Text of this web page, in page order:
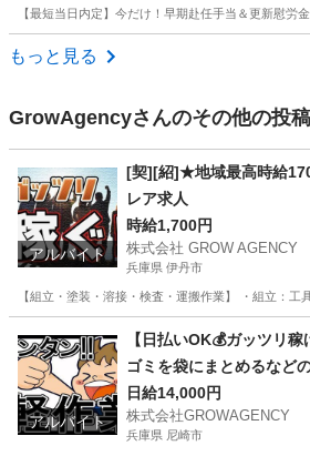
【最短当日内定】今だけ！早期赴任手当＆更新慰
栃木 栃木市
もっと見る
GrowAgencyさんのその他の投
アルバイト
[契][紹]★地域最高時給
レア求人
時給1,700円
株式会社 GROW AGENCY
兵庫県 伊丹市
【組立・塗装・溶接・検査・運搬作業】 ・組立：
軽作業 時給
アルバイト
【日払いOK💰ガッツリ
ゴミを袋にまとめるなど
い◎
日給14,000円
株式会社GROWAGENCY
兵庫県 尼崎市